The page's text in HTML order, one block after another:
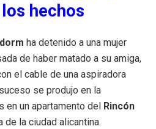
hechos
ha detenido a una mujer
de haber matado a su amiga,
el cable de una aspiradora
se produjo en la
un apartamento del
Rincón
de la ciudad alicantina.